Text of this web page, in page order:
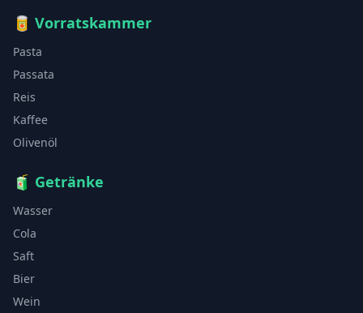
🥫 Vorratskammer
Pasta
Passata
Reis
Kaffee
Olivenöl
🧃 Getränke
Wasser
Cola
Saft
Bier
Wein